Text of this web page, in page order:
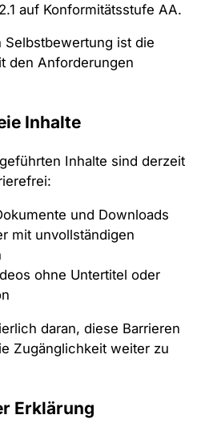
auf Konformitätsstufe AA.
Selbstbewertung ist die
den Anforderungen
Inhalte
Inhalte sind derzeit
und Downloads
mit unvollständigen
ohne Untertitel oder
daran, diese Barrieren
Zugänglichkeit weiter zu
Erklärung